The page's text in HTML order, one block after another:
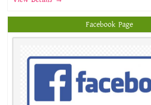
Facebook Page